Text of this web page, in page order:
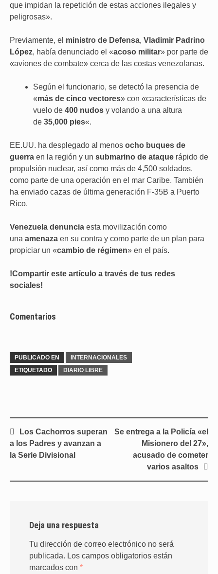
que impidan la repetición de estas acciones ilegales y
peligrosas».
Previamente, el ministro de Defensa, Vladimir Padrino
López, había denunciado el «acoso militar» por parte de
«aviones de combate» cerca de las costas venezolanas.
Según el funcionario, se detectó la presencia de
«más de cinco vectores» con «características de
vuelo de 400 nudos y volando a una altura
de 35,000 pies«.
EE.UU. ha desplegado al menos ocho buques de
guerra en la región y un submarino de ataque rápido de
propulsión nuclear, así como más de 4,500 soldados,
como parte de una operación en el mar Caribe. También
ha enviado cazas de última generación F-35B a Puerto
Rico.
Venezuela denuncia esta movilización como
una amenaza en su contra y como parte de un plan para
propiciar un «cambio de régimen» en el país.
!Compartir este artículo a través de tus redes
sociales!
Comentarios
PUBLICADO EN
INTERNACIONALES
ETIQUETADO
DIARIO LIBRE
Navegación
de
entradas
Los Cachorros superan
a los Padres y avanzan a
la Serie Divisional
Se entrega a la Policía «el
Misionero del 27»,
acusado de cometer
varios asaltos
Deja una respuesta
Tu dirección de correo electrónico no será
publicada. Los campos obligatorios están
marcados con *